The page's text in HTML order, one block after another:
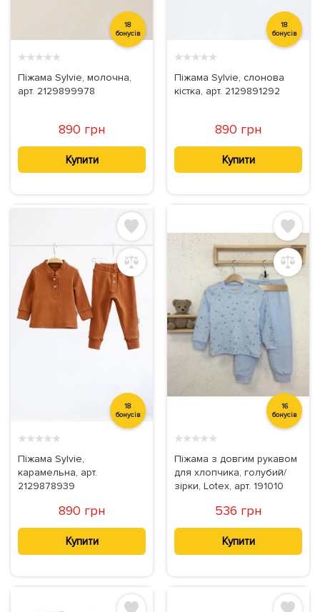
18
бонусів
★★★★★
Піжама Sylvie, молочна,
арт. 2129899978
890 грн
Купити
18
бонусів
★★★★★
Піжама Sylvie, слонова
кістка, арт. 2129891292
890 грн
Купити
18
бонусів
★★★★★
Піжама Sylvie,
карамельна, арт.
2129878939
890 грн
Купити
16
бонусів
★★★★★
Піжама з довгим рукавом
для хлопчика, голубий/
зірки, Lotex, арт. 191010
536 грн
Купити